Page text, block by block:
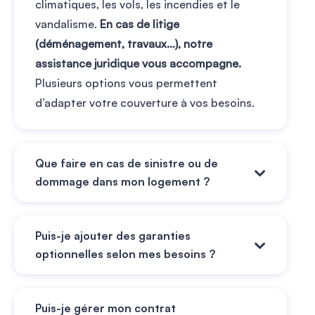
climatiques, les vols, les incendies et le
vandalisme. En cas de litige
(déménagement, travaux…), notre
assistance juridique vous accompagne.
Plusieurs options vous permettent
d’adapter votre couverture à vos besoins.
Que faire en cas de sinistre ou de
dommage dans mon logement ?
l’événement directement depuis votre
application Leocare, en quelques clics.
besoin, pour compléter votre déclaration
Puis-je ajouter des garanties
optionnelles selon mes besoins ?
Puis-je gérer mon contrat